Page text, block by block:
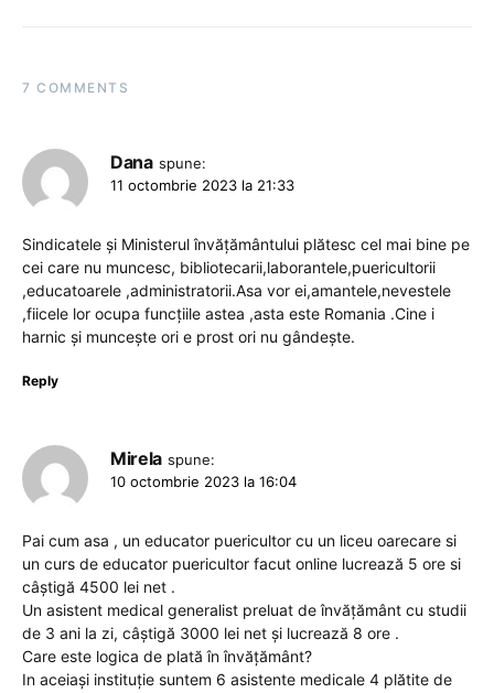
7 COMMENTS
Dana spune:
11 octombrie 2023 la 21:33
Sindicatele și Ministerul învățământului plătesc cel mai bine pe
cei care nu muncesc, bibliotecarii,laborantele,puericultorii
,educatoarele ,administratorii.Asa vor ei,amantele,nevestele
,fiicele lor ocupa funcțiile astea ,asta este Romania .Cine i
harnic și muncește ori e prost ori nu gândește.
Reply
Mirela spune:
10 octombrie 2023 la 16:04
Pai cum asa , un educator puericultor cu un liceu oarecare si
un curs de educator puericultor facut online lucrează 5 ore si
câștigă 4500 lei net .
Un asistent medical generalist preluat de învățământ cu studii
de 3 ani la zi, câștigă 3000 lei net și lucrează 8 ore .
Care este logica de plată în învățământ?
In aceiași instituție suntem 6 asistente medicale 4 plătite de